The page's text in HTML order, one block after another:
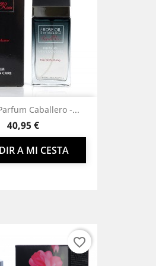
Caballero -...
Precio
40,95 €
A MI CESTA
favorite_border